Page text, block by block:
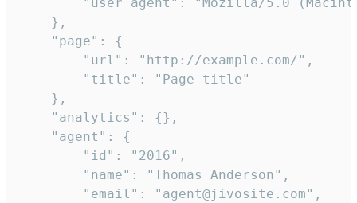
    },
    "page": {
        "url": "http://example.com/",
        "title": "Page title"
    },
    "analytics": {},
    "agent": {
        "id": "2016",
        "name": "Thomas Anderson",
        "email": "agent@jivosite.com",